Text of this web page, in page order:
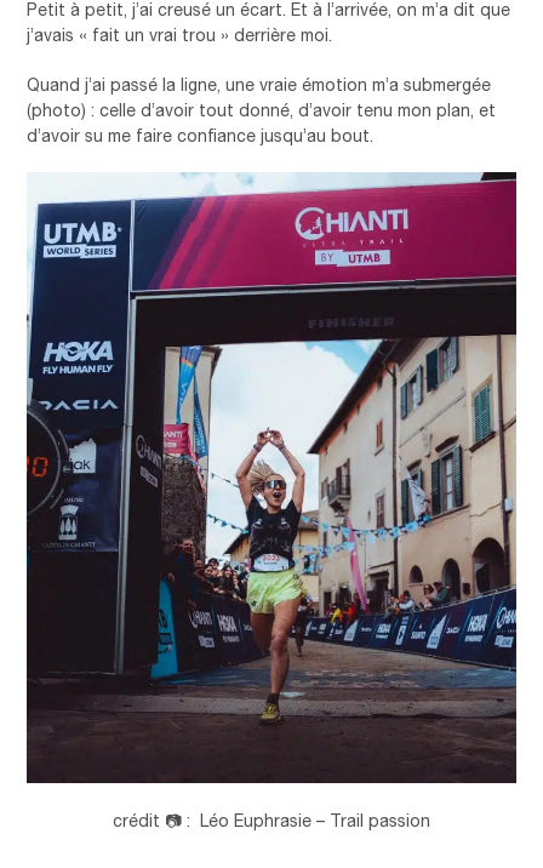
Petit à petit, j’ai creusé un écart. Et à l’arrivée, on m’a dit que
j’avais « fait un vrai trou » derrière moi.
Quand j’ai passé la ligne, une vraie émotion m’a submergée
(photo) : celle d’avoir tout donné, d’avoir tenu mon plan, et
d’avoir su me faire confiance jusqu’au bout.
crédit 📷 : Léo Euphrasie – Trail passion